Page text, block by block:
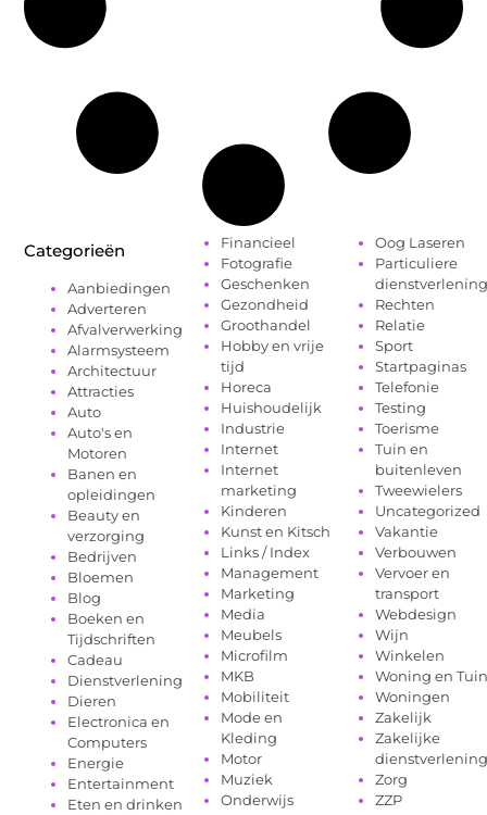
Categorieën
Aanbiedingen
Adverteren
Afvalverwerking
Alarmsysteem
Architectuur
Attracties
Auto
Auto's en
Motoren
Banen en
opleidingen
Beauty en
verzorging
Bedrijven
Bloemen
Blog
Boeken en
Tijdschriften
Cadeau
Dienstverlening
Dieren
Electronica en
Computers
Energie
Entertainment
Eten en drinken
Financieel
Fotografie
Geschenken
Gezondheid
Groothandel
Hobby en vrije
tijd
Horeca
Huishoudelijk
Industrie
Internet
Internet
marketing
Kinderen
Kunst en Kitsch
Links / Index
Management
Marketing
Media
Meubels
Microfilm
MKB
Mobiliteit
Mode en
Kleding
Motor
Muziek
Onderwijs
Oog Laseren
Particuliere
dienstverlening
Rechten
Relatie
Sport
Startpaginas
Telefonie
Testing
Toerisme
Tuin en
buitenleven
Tweewielers
Uncategorized
Vakantie
Verbouwen
Vervoer en
transport
Webdesign
Wijn
Winkelen
Woning en Tuin
Woningen
Zakelijk
Zakelijke
dienstverlening
Zorg
ZZP